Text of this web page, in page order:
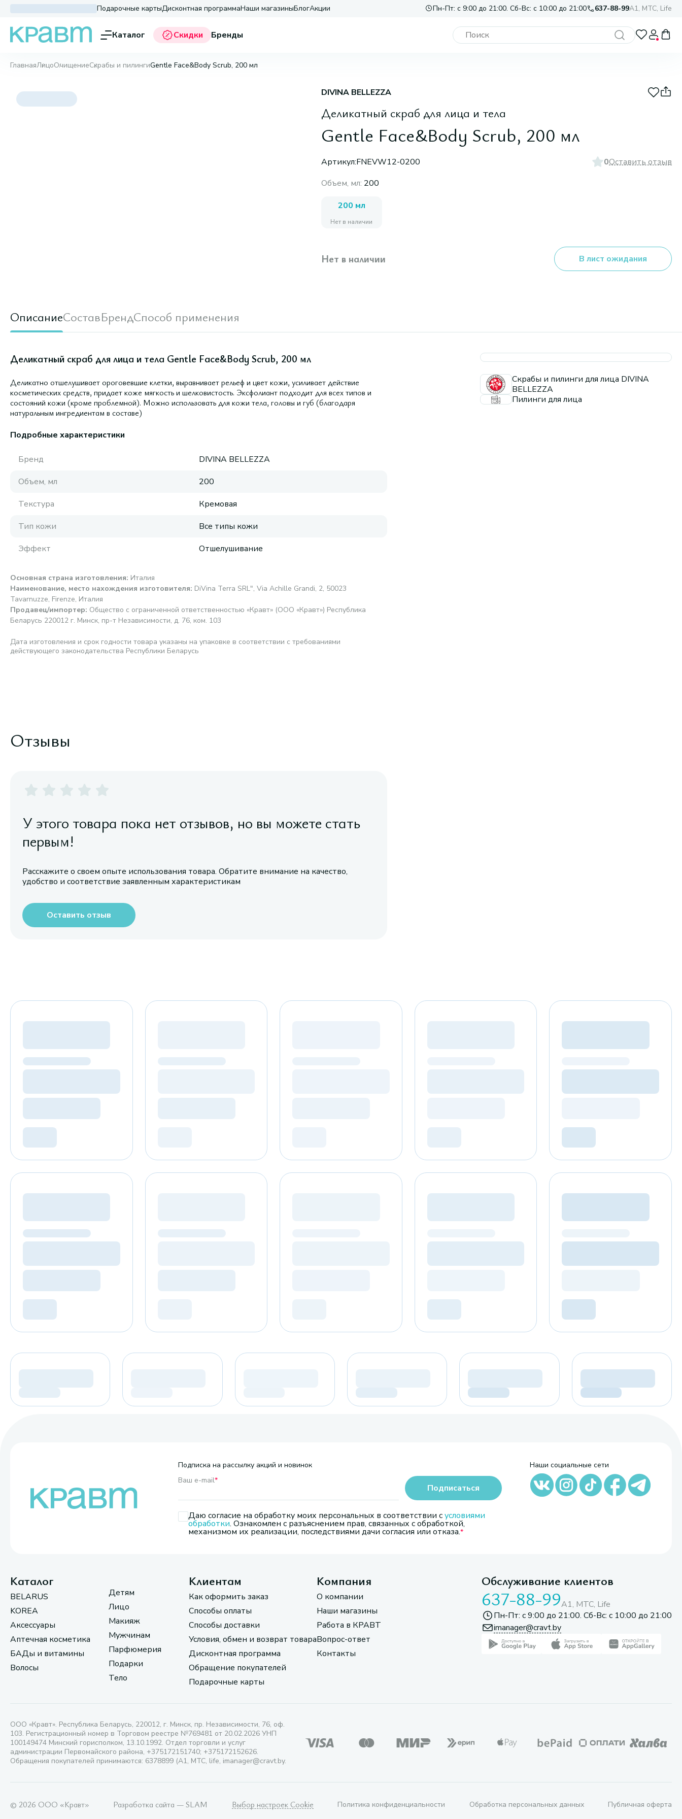
Подарочные картыДисконтная программаНаши магазиныБлогАкции Пн-Пт: с 9:00 до 21:00. Сб-Вс: с 10:00 до 21:00 637-88-99A1, МТС, Life
Каталог Скидки Бренды
ГлавнаяЛицоОчищениеСкрабы и пилингиGentle Face&Body Scrub, 200 мл
DIVINA BELLEZZA
Деликатный скраб для лица и тела
Gentle Face&Body Scrub, 200 мл
Артикул:FNEVW12-0200 0Оставить отзыв
Объем, мл: 200
200 мл
Нет в наличии
Нет в наличии В лист ожидания
ОписаниеСоставБрендСпособ применения
Деликатный скраб для лица и тела Gentle Face&Body Scrub, 200 мл
Деликатно отшелушивает ороговевшие клетки, выравнивает рельеф и цвет кожи, усиливает действие
косметических средств, придает коже мягкость и шелковистость. Эксфолиант подходит для всех типов и
состояний кожи (кроме проблемной). Можно использовать для кожи тела, головы и губ (благодаря
натуральным ингредиентам в составе)
Подробные характеристики
Бренд
DIVINA BELLEZZA
Объем, мл
200
Текстура
Кремовая
Тип кожи
Все типы кожи
Эффект
Отшелушивание
Основная страна изготовления: Италия
Наименование, место нахождения изготовителя: DiVina Terra SRL", Via Achille Grandi, 2, 50023
Tavarnuzze, Firenze, Италия
Продавец/импортер: Общество с ограниченной ответственностью «Кравт» (ООО «Кравт») Республика
Беларусь 220012 г. Минск, пр-т Независимости, д. 76, ком. 103
Дата изготовления и срок годности товара указаны на упаковке в соответствии с требованиями
действующего законодательства Республики Беларусь
Скрабы и пилинги для лица DIVINA
BELLEZZA
Пилинги для лица
Отзывы
У этого товара пока нет отзывов, но вы можете стать
первым!
Расскажите о своем опыте использования товара. Обратите внимание на качество,
удобство и соответствие заявленным характеристикам
Оставить отзыв
Подписка на рассылку акций и новинок
Ваш e-mail*
Даю согласие на обработку моих персональных в соответствии сусловиями
обработки. Ознакомлен с разъяснением прав, связанных с обработкой,
механизмом их реализации, последствиями дачи согласия или отказа.
Подписаться
Наши социальные сети
Каталог
BELARUS
KOREA
Аксессуары
Аптечная косметика
БАДы и витамины
Волосы
Детям
Лицо
Макияж
Мужчинам
Парфюмерия
Подарки
Тело
Клиентам
Как оформить заказ
Способы оплаты
Способы доставки
Условия, обмен и возврат товара
Дисконтная программа
Обращение покупателей
Подарочные карты
Компания
О компании
Наши магазины
Работа в КРАВТ
Вопрос-ответ
Контакты
Обслуживание клиентов
637-88-99A1, МТС, Life
Пн-Пт: с 9:00 до 21:00. Сб-Вс: с 10:00 до 21:00
imanager@cravt.by
ООО «Кравт». Республика Беларусь, 220012, г. Минск, пр. Независимости, 76, оф.
103. Регистрационный номер в Торговом реестре №769481 от 20.02.2026 УНП
100149474 Минский горисполком, 13.10.1992. Отдел торговли и услуг
администрации Первомайского района, +375172151740; +375172152626.
Обращения покупателей принимаются: 6378899 (А1, МТС, life, imanager@cravt.by.
© 2026 ООО «Кравт» Разработка сайта — SLAM Выбор настроек Cookie Политика конфиденциальности Обработка персональных данных Публичная оферта